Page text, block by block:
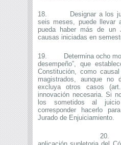
18. Designar a los
seis meses, puede llevar
pueda haber más de un
causas iniciadas en
19. Determina ocho
desempeño”, que
Constitución, como
magistrados, aunque no
excluya otros casos
innovación necesaria. Si
los sometidos al
corresponder hacerlo
Jurado de Enjuiciamiento.
20.